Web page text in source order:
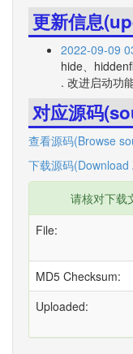
更新信息
2022-09-09
hide、
. 改进启动功能
对应源码
查看源码(Browse
下载源码(Download
请核对下载
File:
MD5 Checksum:
Uploaded: